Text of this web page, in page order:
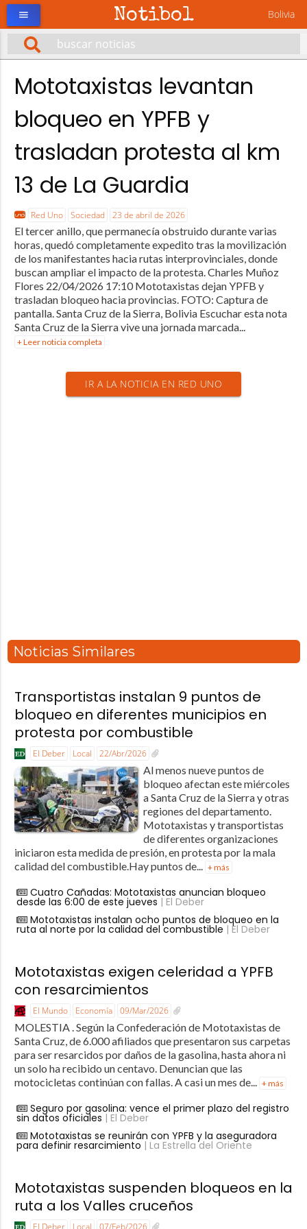
Notibol Bolivia
menu
Mototaxistas levantan
bloqueo en YPFB y
trasladan protesta al km
13 de La Guardia
Red Uno Sociedad 23 de abril de 2026
El tercer anillo, que permanecía obstruido durante varias
horas, quedó completamente expedito tras la movilización
de los manifestantes hacia rutas interprovinciales, donde
buscan ampliar el impacto de la protesta. Charles Muñoz
Flores 22/04/2026 17:10 Mototaxistas dejan YPFB y
trasladan bloqueo hacia provincias. FOTO: Captura de
pantalla. Santa Cruz de la Sierra, Bolivia Escuchar esta nota
Santa Cruz de la Sierra vive una jornada marcada...
+ Leer noticia completa
IR A LA NOTICIA EN RED UNO
Noticias Similares
Transportistas instalan 9 puntos de
bloqueo en diferentes municipios en
protesta por combustible
El Deber Local 22/Abr/2026
Al menos nueve puntos de
bloqueo afectan este miércoles
a Santa Cruz de la Sierra y otras
regiones del departamento.
Mototaxistas y transportistas
de diferentes organizaciones
iniciaron esta medida de presión, en protesta por la mala
calidad del combustible.Hay puntos de... + más
Cuatro Cañadas: Mototaxistas anuncian bloqueo
desde las 6:00 de este jueves | El Deber
Mototaxistas instalan ocho puntos de bloqueo en la
ruta al norte por la calidad del combustible | El Deber
Mototaxistas exigen celeridad a YPFB
con resarcimientos
El Mundo Economía 09/Mar/2026
MOLESTIA . Según la Confederación de Mototaxistas de
Santa Cruz, de 6.000 afiliados que presentaron sus carpetas
para ser resarcidos por daños de la gasolina, hasta ahora ni
un solo ha recibido un centavo. Denuncian que las
motocicletas continúan con fallas. A casi un mes de...
+ más
Seguro por gasolina: vence el primer plazo del registro
sin datos oficiales | El Deber
Mototaxistas se reunirán con YPFB y la aseguradora
para definir resarcimiento | La Estrella del Oriente
Mototaxistas suspenden bloqueos en la
ruta a los Valles cruceños
El Deber Local 07/Feb/2026